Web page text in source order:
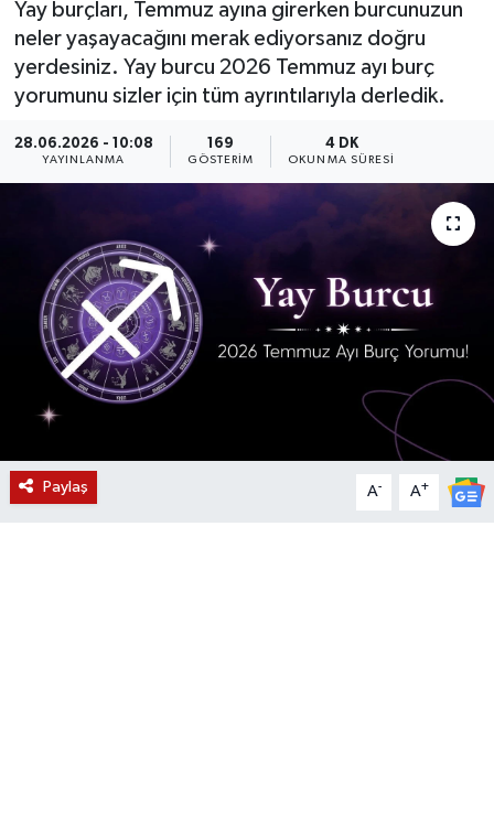
Yay burçları, Temmuz ayına girerken burcunuzun
neler yaşayacağını merak ediyorsanız doğru
yerdesiniz. Yay burcu 2026 Temmuz ayı burç
yorumunu sizler için tüm ayrıntılarıyla derledik.
28.06.2026 - 10:08
YAYINLANMA
169
GÖSTERIM
4 DK
OKUNMA SÜRESI
Paylaş A- A+
KÜLTÜR SANAT
YAŞAM
LIFE
SARIGÖL
SARUHANLI
SELENDİ
DEMİRCİ
GÖLMARMARA
GÖRDES
SOMA
KÖPRÜBAŞI
KULA
SALİHLİ
SARUHANLI
ŞEHZADELER
SELENDİ
TURGUTLU
EKONOMİ
EĞİTİM
KÜLTÜR SANAT
YAŞAM
LIFE
BİLİM VE TEKNOLOJİ
MANİSA'NIN YÖRESEL LEZZETLERİ